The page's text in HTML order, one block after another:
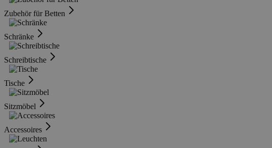
Zubehör für Betten
Schränke
Schreibtische
Tische
Sitzmöbel
Accessoires